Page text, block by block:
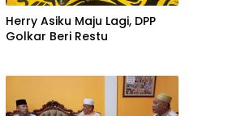
Herry Asiku Maju Lagi, DPP
Golkar Beri Restu